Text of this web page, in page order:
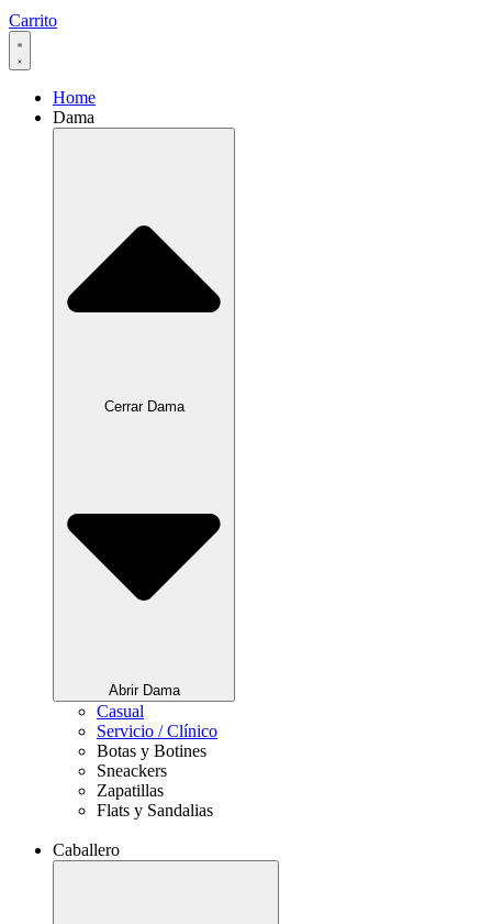
Carrito
Home
Dama
Cerrar Dama
Abrir Dama
Casual
Servicio / Clínico
Botas y Botines
Sneackers
Zapatillas
Flats y Sandalias
Caballero